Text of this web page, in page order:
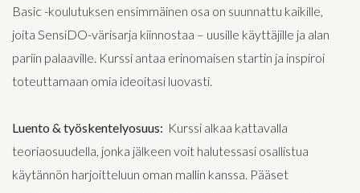
Basic -koulutuksen ensimmäinen osa on suunnattu kaikille,
joita SensiDO-värisarja kiinnostaa – uusille käyttäjille ja alan
pariin palaaville. Kurssi antaa erinomaisen startin ja inspiroi
toteuttamaan omia ideoitasi luovasti.
Luento & työskentelyosuus: Kurssi alkaa kattavalla
teoriaosuudella, jonka jälkeen voit halutessasi osallistua
käytännön harjoitteluun oman mallin kanssa. Pääset